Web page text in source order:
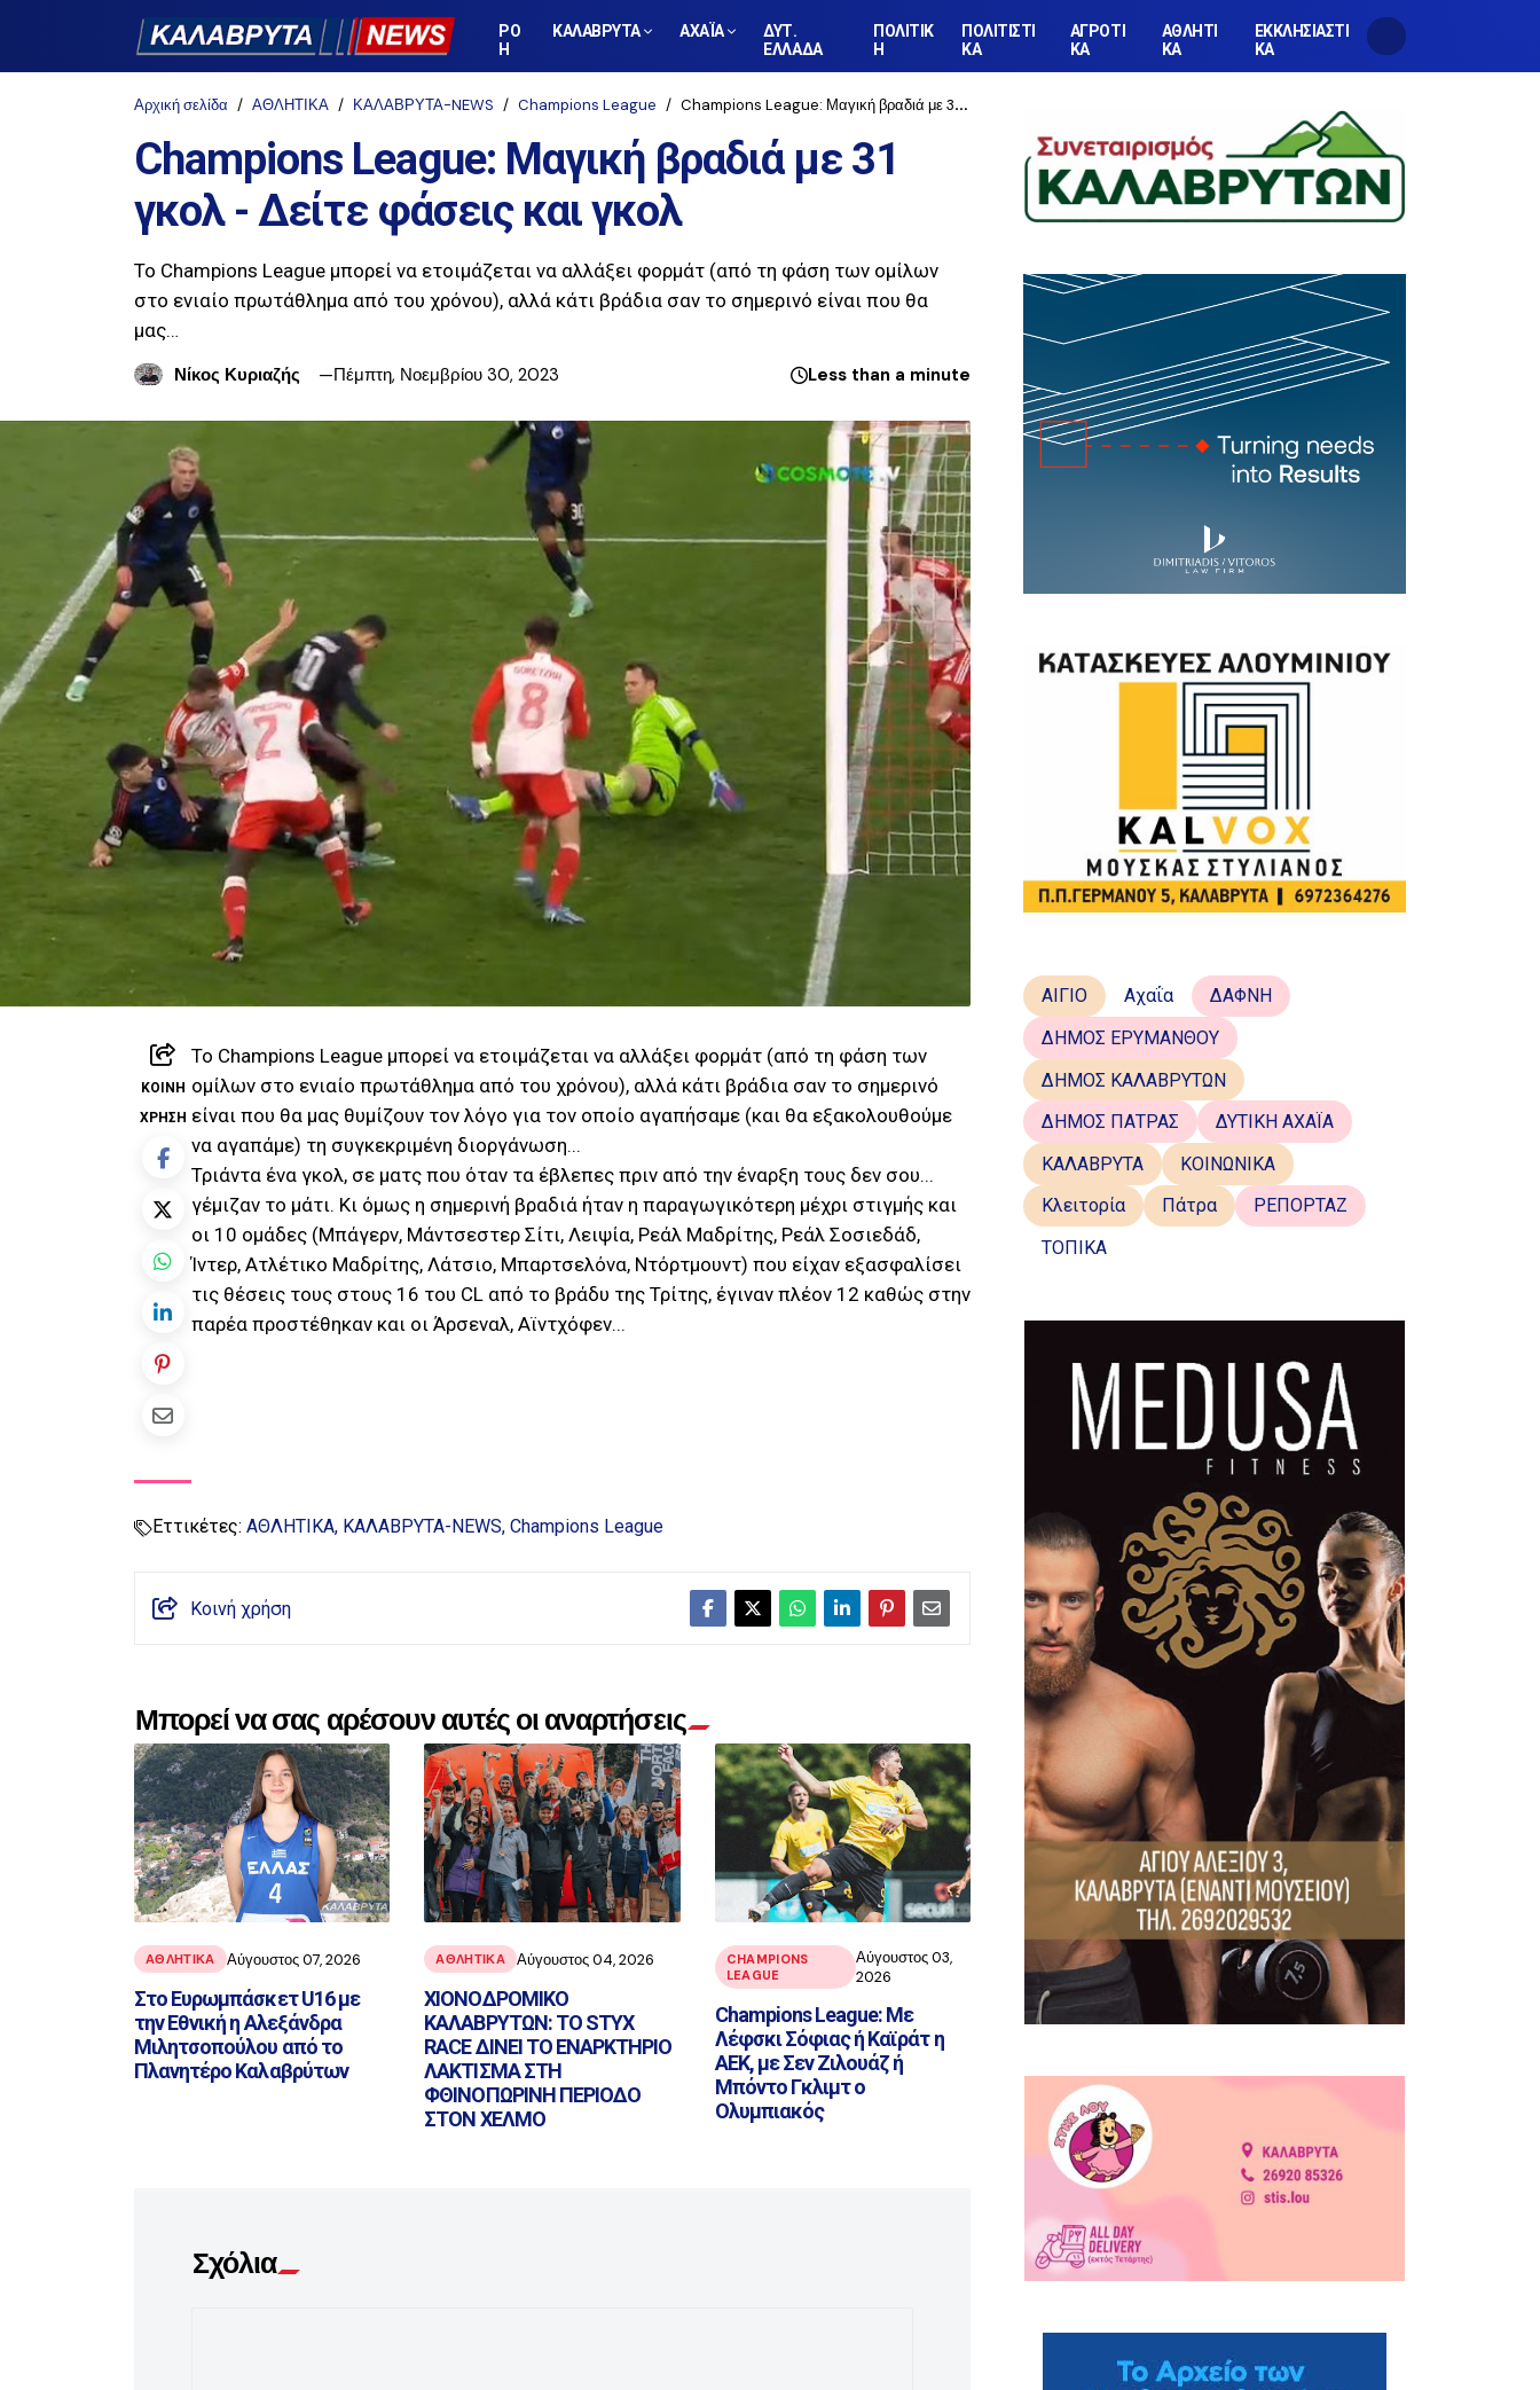
ΡΟ
Η
ΚΑΛΑΒΡΥΤΑ ΑΧΑΪΑ
ΔΥΤ.
ΕΛΛΑΔΑ
ΠΟΛΙΤΙΚ
Η
ΠΟΛΙΤΙΣΤΙ
ΚΑ
ΑΓΡΟΤΙ
ΚΑ
ΑΘΛΗΤΙ
ΚΑ
ΕΚΚΛΗΣΙΑΣΤΙ
ΚΑ
Αρχική σελίδα ΑΘΛΗΤΙΚΑ ΚΑΛΑΒΡΥΤΑ-NEWS Champions League Champions League: Μαγική βραδιά με 31 γκολ - Δείτε φάσεις και γκολ
Champions League: Μαγική βραδιά με 31
γκολ - Δείτε φάσεις και γκολ
Το Champions League μπορεί να ετοιμάζεται να αλλάξει φορμάτ (από τη φάση των ομίλων
στο ενιαίο πρωτάθλημα από του χρόνου), αλλά κάτι βράδια σαν το σημερινό είναι που θα
μας…
Νίκος Κυριαζής
Πέμπτη, Νοεμβρίου 30, 2023 Less than a minute
ΚΟΙΝΉ
ΧΡΉΣΗ
Το Champions League μπορεί να ετοιμάζεται να αλλάξει φορμάτ (από τη φάση των
ομίλων στο ενιαίο πρωτάθλημα από του χρόνου), αλλά κάτι βράδια σαν το σημερινό
είναι που θα μας θυμίζουν τον λόγο για τον οποίο αγαπήσαμε (και θα εξακολουθούμε
να αγαπάμε) τη συγκεκριμένη διοργάνωση...
Τριάντα ένα γκολ, σε ματς που όταν τα έβλεπες πριν από την έναρξη τους δεν σου...
γέμιζαν το μάτι. Κι όμως η σημερινή βραδιά ήταν η παραγωγικότερη μέχρι στιγμής και
οι 10 ομάδες (Μπάγερν, Μάντσεστερ Σίτι, Λειψία, Ρεάλ Μαδρίτης, Ρεάλ Σοσιεδάδ,
Ίντερ, Ατλέτικο Μαδρίτης, Λάτσιο, Μπαρτσελόνα, Ντόρτμουντ) που είχαν εξασφαλίσει
τις θέσεις τους στους 16 του CL από το βράδυ της Τρίτης, έγιναν πλέον 12 καθώς στην
παρέα προστέθηκαν και οι Άρσεναλ, Αϊντχόφεν...
Εττικέτες: ΑΘΛΗΤΙΚΑ ΚΑΛΑΒΡΥΤΑ-NEWS Champions League
Κοινή χρήση
Μπορεί να σας αρέσουν αυτές οι αναρτήσεις
ΑΘΛΗΤΙΚΑ Αύγουστος 07, 2026
Στο Ευρωμπάσκετ U16 με
την Εθνική η Αλεξάνδρα
Μιλητσοπούλου από το
Πλανητέρο Καλαβρύτων
ΑΘΛΗΤΙΚΑ Αύγουστος 04, 2026
ΧΙΟΝΟΔΡΟΜΙΚΟ
ΚΑΛΑΒΡΥΤΩΝ: ΤΟ STYX
RACE ΔΙΝΕΙ ΤΟ ΕΝΑΡΚΤΗΡΙΟ
ΛΑΚΤΙΣΜΑ ΣΤΗ
ΦΘΙΝΟΠΩΡΙΝΗ ΠΕΡΙΟΔΟ
ΣΤΟΝ ΧΕΛΜΟ
CHAMPIONS
LEAGUE
Αύγουστος 03,
2026
Champions League: Με
Λέφσκι Σόφιας ή Καϊράτ η
ΑΕΚ, με Σεν Ζιλουάζ ή
Μπόντο Γκλιμτ ο
Ολυμπιακός
Σχόλια
ΑΙΓΙΟ Αχαΐα
ΔΑΦΝΗ
ΔΗΜΟΣ ΕΡΥΜΑΝΘΟΥ
ΔΗΜΟΣ ΚΑΛΑΒΡΥΤΩΝ
ΔΗΜΟΣ ΠΑΤΡΑΣ
ΔΥΤΙΚΗ ΑΧΑΪΑ
ΚΑΛΑΒΡΥΤΑ
ΚΟΙΝΩΝΙΚΑ
Κλειτορία
Πάτρα
ΡΕΠΟΡΤΑΖ
ΤΟΠΙΚΑ